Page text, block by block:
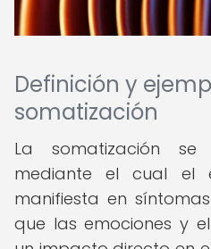
Definición y
somatización
La somatización
mediante el cual el
manifiesta en
que las emociones y